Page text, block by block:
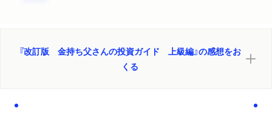
『改訂版 金持ち父さんの投資ガイド 上級編』の感想をお
くる